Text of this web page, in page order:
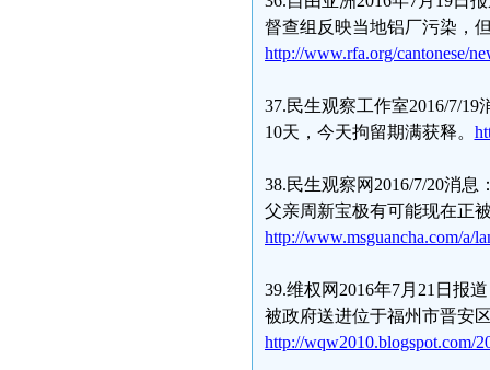
督查组反映当地铝厂污染，
http://www.rfa.org/cantonese/
37.民生观察工作室2016/7/
10天，今天拘留期满获释。
38.民生观察网2016/7/20消
父亲周新宝极有可能现在正
http://www.msguancha.com/a/
39.维权网2016年7月21日报
被政府送进位于福州市晋安
http://wqw2010.blogspot.com/